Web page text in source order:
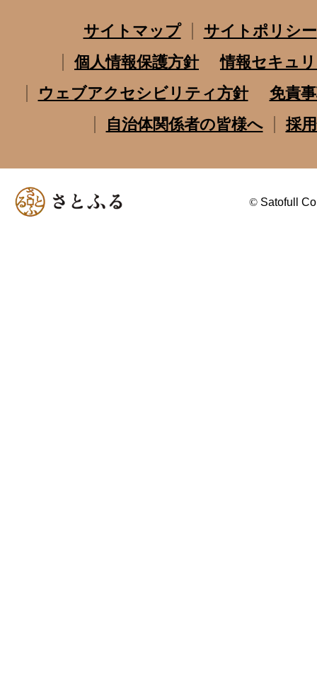
サイトマップ
サイトポリシー
個人情報保護方針
情報セキュ
ウェブアクセシビリティ方針
免責
自治体関係者の皆様へ
採
© Satofull